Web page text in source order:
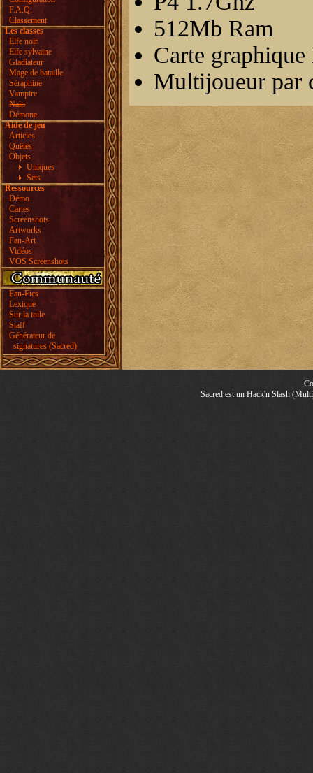
F.A.Q.
Classement
Les classes
Elfe noir
Elfe sylvaine
Gladiateur
Mage de bataille
Séraphine
Vampire
Nain
Démone
Aide de jeu
Articles
Quêtes
Objets
Uniques
Sets
Ressources
Démo
Cartes
Screenshots
Artworks
Fan-Art
Vidéos
VOS Screenshots
Fan-Fics
Lexique
Sur la toile
Staff
Générateur de
signatures (Sacred)
512Mb Ram
Carte
Multijoueur par
Sacred est un Hack'n Slash